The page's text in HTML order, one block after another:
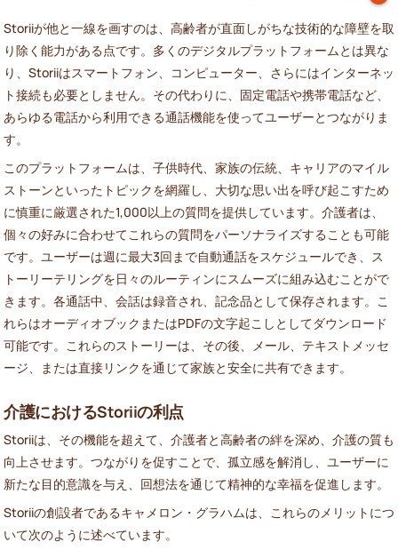
Storiiが他と一線を画すのは、高齢者が直面しがちな技術的な障壁を取
り除く能力がある点です。多くのデジタルプラットフォームとは異な
り、Storiiはスマートフォン、コンピューター、さらにはインターネッ
ト接続も必要としません。その代わりに、固定電話や携帯電話など、
あらゆる電話から利用できる通話機能を使ってユーザーとつながりま
す。
このプラットフォームは、子供時代、家族の伝統、キャリアのマイル
ストーンといったトピックを網羅し、大切な思い出を呼び起こすため
に慎重に厳選された1,000以上の質問を提供しています。介護者は、
個々の好みに合わせてこれらの質問をパーソナライズすることも可能
です。ユーザーは週に最大3回まで自動通話をスケジュールでき、ス
トーリーテリングを日々のルーティンにスムーズに組み込むことがで
きます。各通話中、会話は録音され、記念品として保存されます。こ
れらはオーディオブックまたはPDFの文字起こしとしてダウンロード
可能です。これらのストーリーは、その後、メール、テキストメッセ
ージ、または直接リンクを通じて家族と安全に共有できます。
介護におけるStoriiの利点
Storiiは、その機能を超えて、介護者と高齢者の絆を深め、介護の質も
向上させます。つながりを促すことで、孤立感を解消し、ユーザーに
新たな目的意識を与え、回想法を通じて精神的な幸福を促進します。
Storiiの創設者であるキャメロン・グラハムは、これらのメリットにつ
いて次のように述べています。